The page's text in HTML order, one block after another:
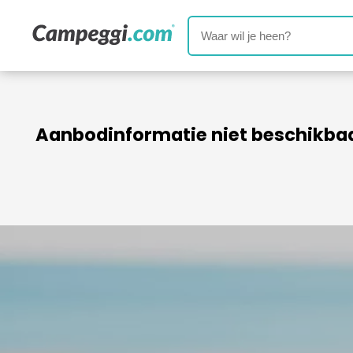
Aanbodinformatie niet